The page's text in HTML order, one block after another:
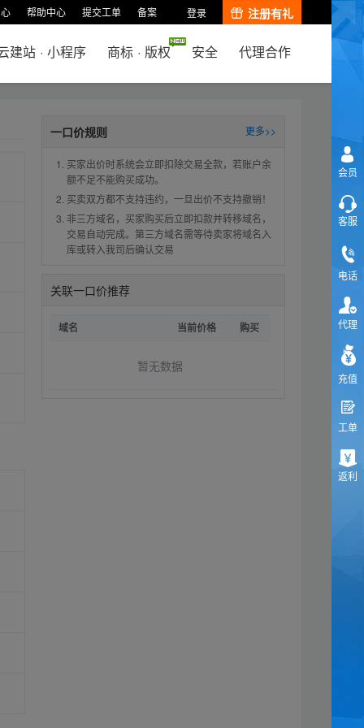
帮助中心 提交工单 备案 登录 注册有礼
建站 · 小程序 商标 · 版权 安全 代理合作
一口价规则 更多>>
买家出价时系统会立即扣除交易全款，若账户余
额不足不能购买成功。
买卖双方都不支持违约，一旦出价不支持撤销！
非三方域名，买家购买后立即扣款并转移域名，
交易自动完成。第三方域名需等待卖家将域名入
库或转入我司后确认交易
关联一口价推荐
域名 当前价格 购买
暂无数据
会员
客服
电话
代理
充值
工单
返利